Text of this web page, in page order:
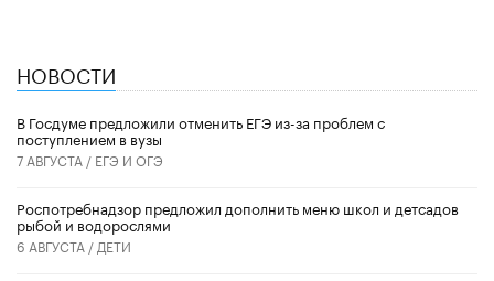
НОВОСТИ
В Госдуме предложили отменить ЕГЭ из-за проблем с
поступлением в вузы
7 АВГУСТА / ЕГЭ И ОГЭ
Роспотребнадзор предложил дополнить меню школ и детсадов
рыбой и водорослями
6 АВГУСТА / ДЕТИ